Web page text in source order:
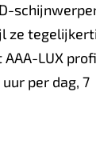
ze
LUX
per dag, 7